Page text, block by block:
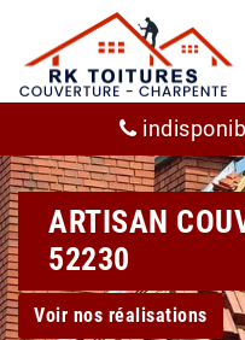
ARTISAN
52230
Voir nos réalisations